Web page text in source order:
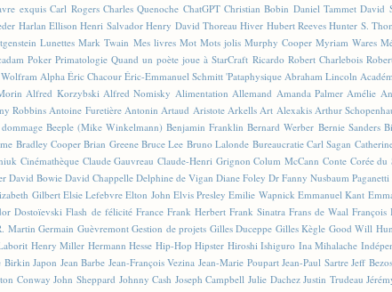
exquis Carl Rogers Charles Quenoche ChatGPT Christian Bobin Daniel Tammet David
Harlan Ellison Henri Salvador Henry David Thoreau Hiver Hubert Reeves Hunter S.
Lunettes Mark Twain Mes livres Mot Mots jolis Murphy Cooper Myriam Wares
Poker Primatologie Quand un poète joue à StarCraft Ricardo Robert Charlebois
Wolfram Alpha Éric Chacour Éric-Emmanuel Schmitt 'Pataphysique Abraham Lincoln
Alfred Korzybski Alfred Nomisky Alimentation Allemand Amanda Palmer Amélie
Robbins Antoine Furetière Antonin Artaud Aristote Arkells Art Alexakis Arthur
Beeple (Mike Winkelmann) Benjamin Franklin Bernard Werber Bernie Sanders
Bradley Cooper Brian Greene Bruce Lee Bruno Lalonde Bureaucratie Carl Sagan
Cinémathèque Claude Gauvreau Claude-Henri Grignon Colum McCann Conte Corée du
David Bowie David Chappelle Delphine de Vigan Diane Foley Dr Fanny Nusbaum Paganetti
Gilbert Elsie Lefebvre Elton John Elvis Presley Emilie Wapnick Emmanuel Kant
Dostoïevski Flash de félicité France Frank Herbert Frank Sinatra Frans de Waal François
Martin Germain Guèvremont Gestion de projets Gilles Duceppe Gilles Kègle Good Will
Henry Miller Hermann Hesse Hip-Hop Hipster Hiroshi Ishiguro Ina Mihalache
Birkin Japon Jean Barbe Jean-François Vezina Jean-Marie Poupart Jean-Paul Sartre Jeff Bezos
Conway John Sheppard Johnny Cash Joseph Campbell Julie Dachez Justin Trudeau